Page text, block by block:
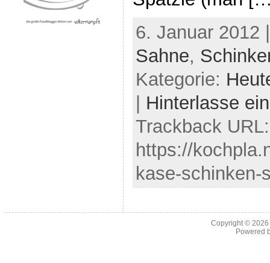
6. Januar 2012
Sahne,
Kategorie:
Hinterlasse
Trackback URL:
https://
kase-
Copyright ©
Powered